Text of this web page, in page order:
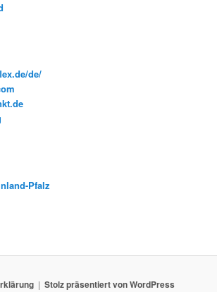
de/
Pfalz
Stolz präsentiert von WordPress